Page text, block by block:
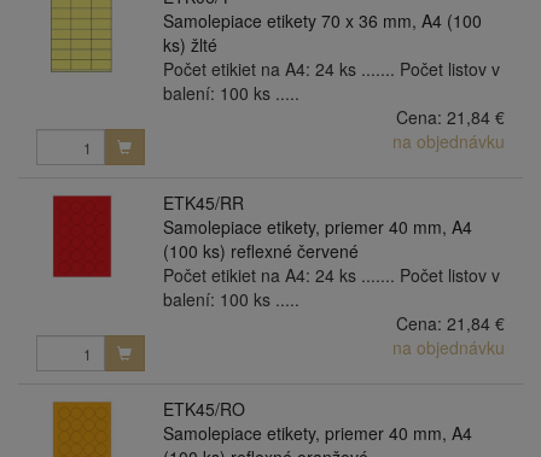
Samolepiace etikety 70 x 36 mm, A4 (100
ks) žlté
Počet etikiet na A4: 24 ks ....... Počet listov v
balení: 100 ks .....
Cena: 21,84 €
na objednávku
ETK45/RR
Samolepiace etikety, priemer 40 mm, A4
(100 ks) reflexné červené
Počet etikiet na A4: 24 ks ....... Počet listov v
balení: 100 ks .....
Cena: 21,84 €
na objednávku
ETK45/RO
Samolepiace etikety, priemer 40 mm, A4